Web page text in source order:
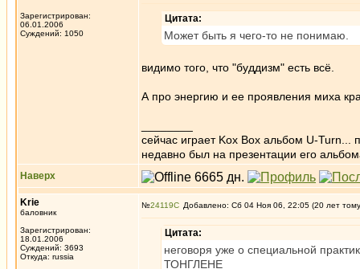
Зарегистрирован:
06.01.2006
Суждений: 1050
Цитата:
Может быть я чего-то не понимаю.
видимо того, что "буддизм" есть всё.
А про энергию и ее проявления миха
сейчас играет Kox Box альбом U-Turn...
недавно был на презентации его
Наверх
Krie
баловник
Зарегистрирован:
18.01.2006
Суждений: 3693
Откуда: russia
№24119 Добавлено: Сб 04 Ноя 06, 22:05 (20 лет
Цитата:
неговоря уже о специальной
ТОНГЛЕНЕ